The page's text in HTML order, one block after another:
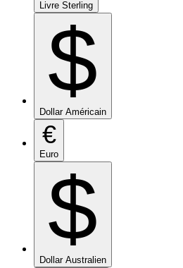
Livre Sterling
$
Dollar Américain
€
Euro
$
Dollar Australien